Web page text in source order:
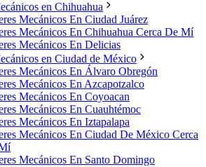
en Chihuahua
Mecánicos En Ciudad Juárez
Mecánicos En Chihuahua Cerca De Mí
Mecánicos En Delicias
en Ciudad de México
Mecánicos En Álvaro Obregón
Mecánicos En Azcapotzalco
Mecánicos En Coyoacan
Mecánicos En Cuauhtémoc
Mecánicos En Iztapalapa
Mecánicos En Ciudad De México Cerca
Mecánicos En Santo Domingo